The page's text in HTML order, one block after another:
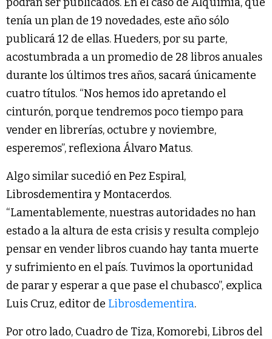
tenía un plan de 19 novedades, este año sólo
publicará 12 de ellas. Hueders, por su parte,
acostumbrada a un promedio de 28 libros anuales
durante los últimos tres años, sacará únicamente
cuatro títulos. “Nos hemos ido apretando el
cinturón, porque tendremos poco tiempo para
vender en librerías, octubre y noviembre,
esperemos”, reflexiona Álvaro Matus.
Algo similar sucedió en Pez Espiral,
Librosdementira y Montacerdos.
“Lamentablemente, nuestras autoridades no han
estado a la altura de esta crisis y resulta complejo
pensar en vender libros cuando hay tanta muerte
y sufrimiento en el país. Tuvimos la oportunidad
de parar y esperar a que pase el chubasco”, explica
Luis Cruz, editor de Librosdementira.
Por otro lado, Cuadro de Tiza, Komorebi, Libros del